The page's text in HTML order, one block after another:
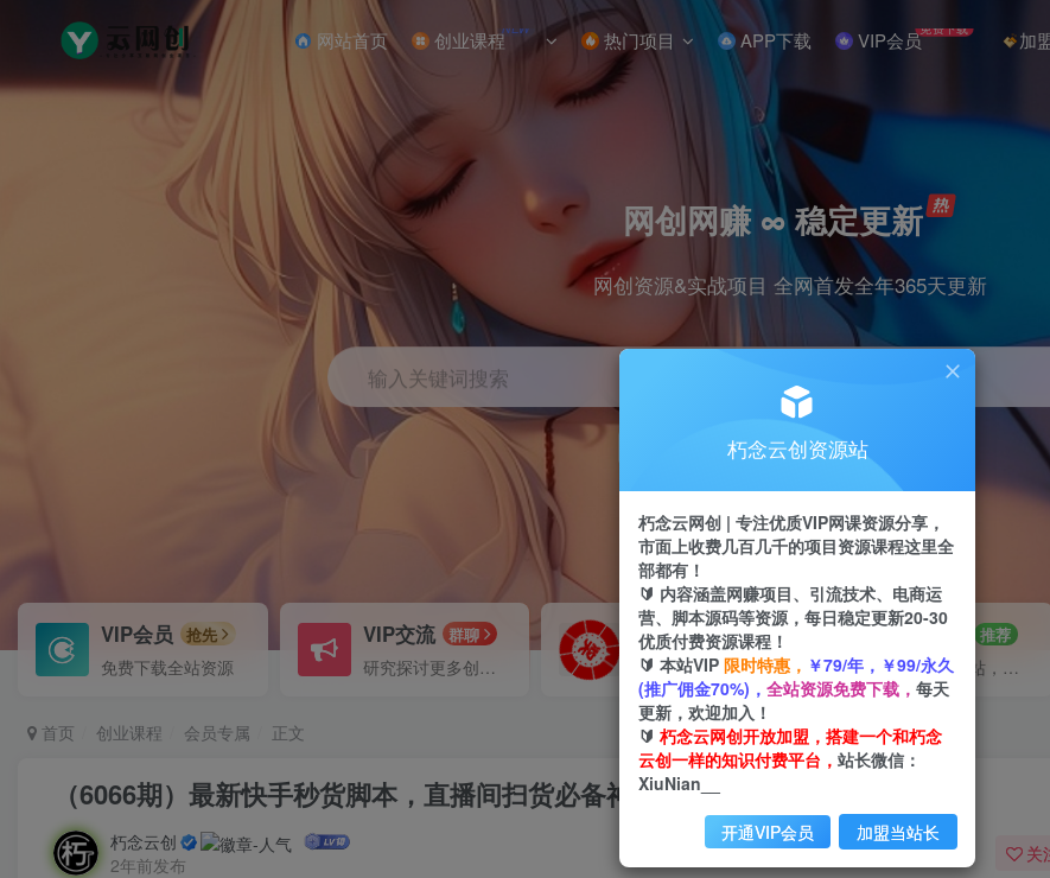
网站首页 创业课程NEW 热门项目 APP下载 VIP会员免费下载 加
网创网赚 ∞ 稳定更新
网创资源&实战项目 全网首发全年365天更新
输入关键词搜索
小红书 挂机 快手
VIP会员 抢先
免费下载全站资源
VIP交流 群聊
研究探讨更多创业项目路子。
VIP推广
70%分佣
会员专属推广链接
招募站长 推荐
搭建同款网站，自己当老板
首页 创业课程 会员专属 正文
（6066期）最新快手秒货脚本，直播间扫货必备神器【软件+操作教程】
朽念云创
2年前发布
关
朽念云创资源站
朽念云网创 | 专注优质VIP网课资源分享，
市面上收费几百几千的项目资源课程这里全
部都有！
🔰 内容涵盖网赚项目、引流技术、电商运
营、脚本源码等资源，每日稳定更新20-30
优质付费资源课程！
🔰 本站VIP 限时特惠， ￥79/年，￥99/永久
(推广佣金70%)， 全站资源免费下载， 每天
更新，欢迎加入！
🔰 朽念云网创开放加盟，搭建一个和朽念
云创一样的知识付费平台， 站长微信：
XiuNian__
开通VIP会员 加盟当站长